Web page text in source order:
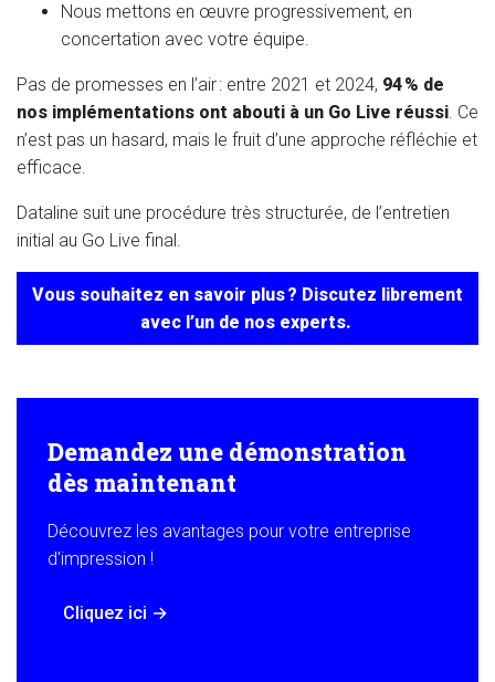
Nous mettons en œuvre progressivement, en
concertation avec votre équipe.
Pas de promesses en l’air : entre 2021 et 2024, 94 % de
nos implémentations ont abouti à un Go Live réussi. Ce
n’est pas un hasard, mais le fruit d’une approche réfléchie et
efficace.
Dataline suit une procédure très structurée, de l’entretien
initial au Go Live final.
Vous souhaitez en savoir plus ? Discutez librement
avec l’un de nos experts.
Demandez une démonstration
dès maintenant
Découvrez les avantages pour votre entreprise
d'impression !
Cliquez ici →